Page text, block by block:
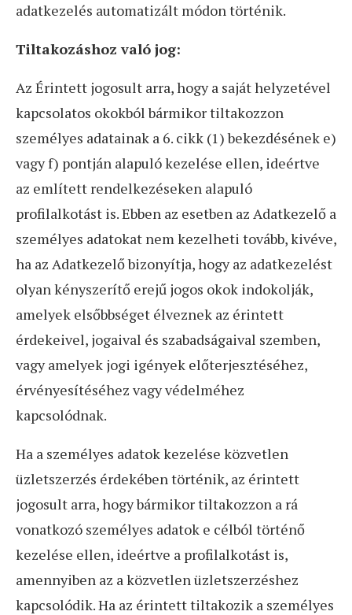
adatkezelés automatizált módon történik.
Tiltakozáshoz való jog:
Az Érintett jogosult arra, hogy a saját helyzetével
kapcsolatos okokból bármikor tiltakozzon
személyes adatainak a 6. cikk (1) bekezdésének e)
vagy f) pontján alapuló kezelése ellen, ideértve
az említett rendelkezéseken alapuló
profilalkotást is. Ebben az esetben az Adatkezelő a
személyes adatokat nem kezelheti tovább, kivéve,
ha az Adatkezelő bizonyítja, hogy az adatkezelést
olyan kényszerítő erejű jogos okok indokolják,
amelyek elsőbbséget élveznek az érintett
érdekeivel, jogaival és szabadságaival szemben,
vagy amelyek jogi igények előterjesztéséhez,
érvényesítéséhez vagy védelméhez
kapcsolódnak.
Ha a személyes adatok kezelése közvetlen
üzletszerzés érdekében történik, az érintett
jogosult arra, hogy bármikor tiltakozzon a rá
vonatkozó személyes adatok e célból történő
kezelése ellen, ideértve a profilalkotást is,
amennyiben az a közvetlen üzletszerzéshez
kapcsolódik. Ha az érintett tiltakozik a személyes